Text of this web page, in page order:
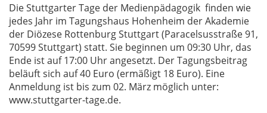
Die Stuttgarter Tage der Medienpädagogik finden wie
jedes Jahr im Tagungshaus Hohenheim der Akademie
der Diözese Rottenburg Stuttgart (Paracelsusstraße 91,
70599 Stuttgart) statt. Sie beginnen um 09:30 Uhr, das
Ende ist auf 17:00 Uhr angesetzt. Der Tagungsbeitrag
beläuft sich auf 40 Euro (ermäßigt 18 Euro). Eine
Anmeldung ist bis zum 02. März möglich unter:
www.stuttgarter-tage.de.